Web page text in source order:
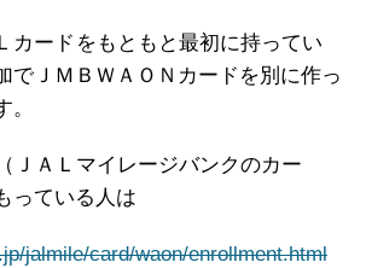
カード をもともと最初に持ってい
でＪＭＢＷＡＯＮカードを別に作っ
ＪＡＬマイレージバンクのカー
っている人は
jalmile/card/waon/enrollment.html